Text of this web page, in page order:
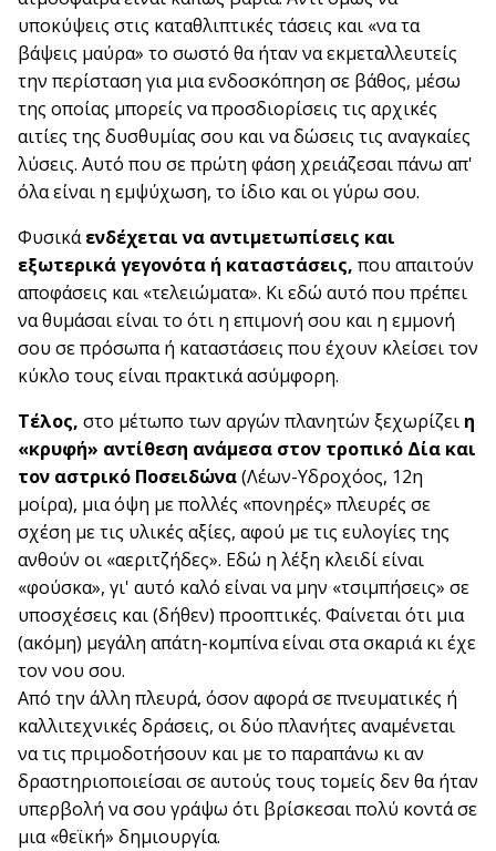
υποκύψεις στις καταθλιπτικές τάσεις και «να τα
βάψεις μαύρα» το σωστό θα ήταν να εκμεταλλευτείς
την περίσταση για μια ενδοσκόπηση σε βάθος, μέσω
της οποίας μπορείς να προσδιορίσεις τις αρχικές
αιτίες της δυσθυμίας σου και να δώσεις τις αναγκαίες
λύσεις. Αυτό που σε πρώτη φάση χρειάζεσαι πάνω απ'
όλα είναι η εμψύχωση, το ίδιο και οι γύρω σου.
Φυσικάενδέχεται να αντιμετωπίσεις και
εξωτερικά γεγονότα ή καταστάσεις, που απαιτούν
αποφάσεις και «τελειώματα». Κι εδώ αυτό που πρέπει
να θυμάσαι είναι το ότι η επιμονή σου και η εμμονή
σου σε πρόσωπα ή καταστάσεις που έχουν κλείσει τον
κύκλο τους είναι πρακτικά ασύμφορη.
Τέλος, στο μέτωπο των αργών πλανητών ξεχωρίζει η
«κρυφή» αντίθεση ανάμεσα στον τροπικό Δία και
τον αστρικό Ποσειδώνα(Λέων-Υδροχόος, 12η
μοίρα), μια όψη με πολλές «πονηρές» πλευρές σε
σχέση με τις υλικές αξίες, αφού με τις ευλογίες της
ανθούν οι «αεριτζήδες». Εδώ η λέξη κλειδί είναι
«φούσκα», γι' αυτό καλό είναι να μην «τσιμπήσεις» σε
υποσχέσεις και (δήθεν) προοπτικές. Φαίνεται ότι μια
(ακόμη) μεγάλη απάτη-κομπίνα είναι στα σκαριά κι έχε
τον νου σου.
Από την άλλη πλευρά, όσον αφορά σε πνευματικές ή
καλλιτεχνικές δράσεις, οι δύο πλανήτες αναμένεται
να τις πριμοδοτήσουν και με το παραπάνω κι αν
δραστηριοποιείσαι σε αυτούς τους τομείς δεν θα ήταν
υπερβολή να σου γράψω ότι βρίσκεσαι πολύ κοντά σε
μια «θεϊκή» δημιουργία.